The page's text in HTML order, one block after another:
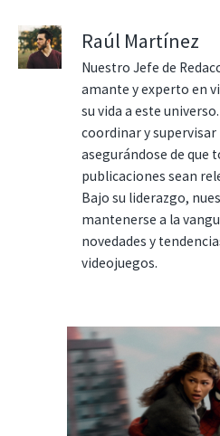
Raúl Martínez
Nuestro Jefe de
amante y experto en
su vida a este
coordinar y
asegurándose de que
publicaciones sean
Bajo su liderazgo,
mantenerse a la
novedades y
videojuegos.